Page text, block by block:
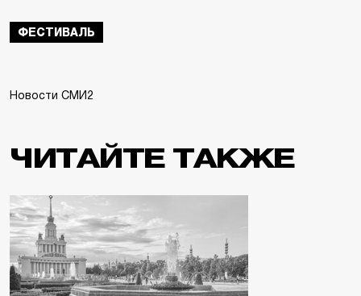
ФЕСТИВАЛЬ
Новости СМИ2
ЧИТАЙТЕ ТАКЖЕ